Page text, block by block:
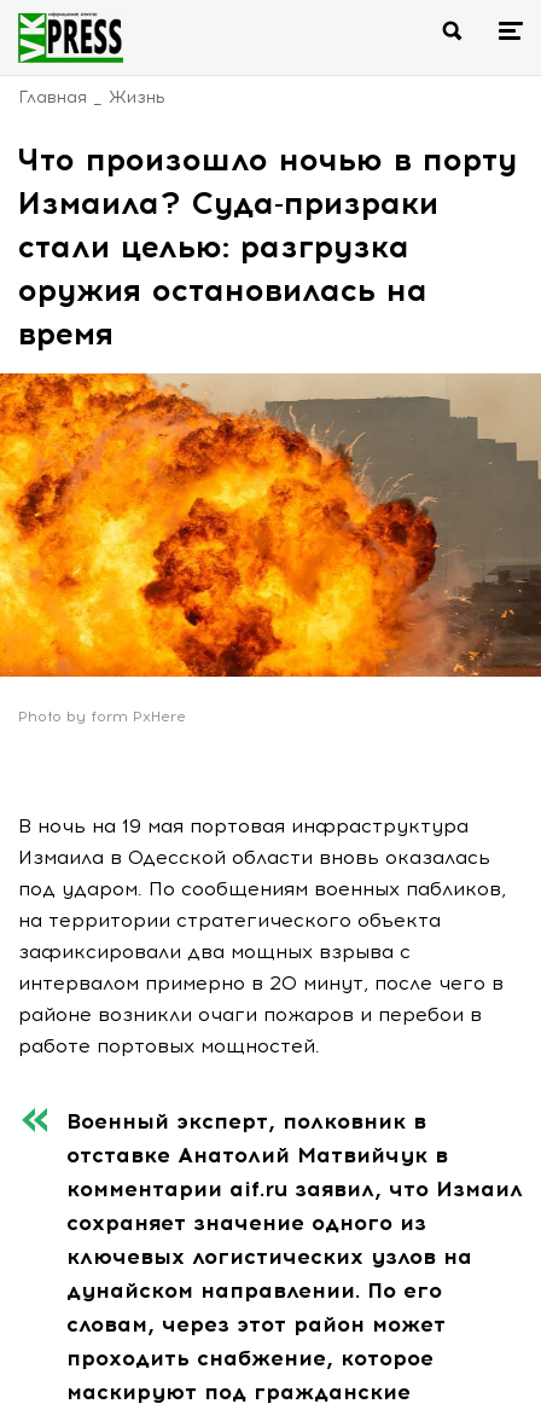
Главная Жизнь
Что произошло ночью в порту
Измаила? Суда-призраки
стали целью: разгрузка
оружия остановилась на
время
Photo by form PxHere
В ночь на 19 мая портовая инфраструктура
Измаила в Одесской области вновь оказалась
под ударом. По сообщениям военных пабликов,
на территории стратегического объекта
зафиксировали два мощных взрыва с
интервалом примерно в 20 минут, после чего в
районе возникли очаги пожаров и перебои в
работе портовых мощностей.
Военный эксперт, полковник в
отставке Анатолий Матвийчук в
комментарии aif.ru заявил, что Измаил
сохраняет значение одного из
ключевых логистических узлов на
дунайском направлении. По его
словам, через этот район может
проходить снабжение, которое
маскируют под гражданские